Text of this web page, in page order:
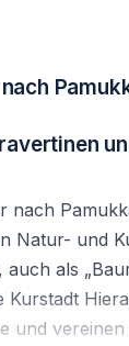
nach
Natur- und
als
Kurstadt
und